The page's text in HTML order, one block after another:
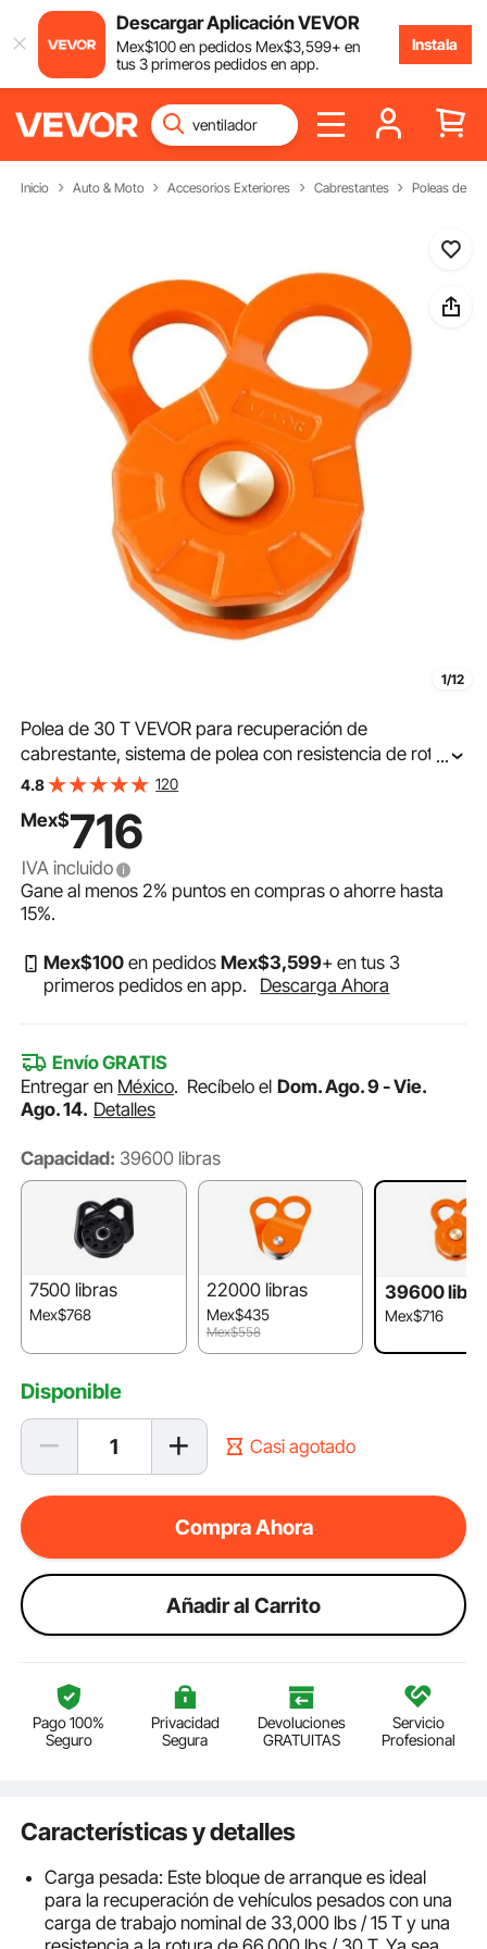
Descargar Aplicación VEVOR
Mex$100en pedidos Mex$3,599+ en
tus 3 primeros pedidos en app.
Instala
Inicio Auto & Moto Accesorios Exteriores Cabrestantes Poleas de
1/12
Polea de 30 T VEVOR para recuperación de
cabrestante, sistema de polea con resistencia de rotura
de 30 000 kg y cuerda de 1,0 a 1,4 cm, accesorio
camiones, tractores, vehículos todo terreno y UTV.
...
4.8 120
Mex$716
IVA incluido
Gane al menos2% puntos en compras o ahorre hasta
15%.
Mex$100 en pedidosMex$3,599+ en tus 3
primeros pedidos en app.
Descarga Ahora
Envío GRATIS
Entregar en México. Recíbelo el Dom. Ago. 9 - Vie.
Ago. 14. Detalles
Capacidad: 39600 libras
7500 libras
Mex$768
22000 libras
Mex$435
Mex$558
39600
Mex$716
Disponible
Casi agotado
Compra Ahora
Añadir al Carrito
Pago 100%
Seguro
Privacidad
Segura
Devoluciones
GRATUITAS
Servicio
Profesional
Características y detalles
Carga pesada: Este bloque de arranque es ideal
para la recuperación de vehículos pesados con una
carga de trabajo nominal de 33,000 lbs / 15 T y una